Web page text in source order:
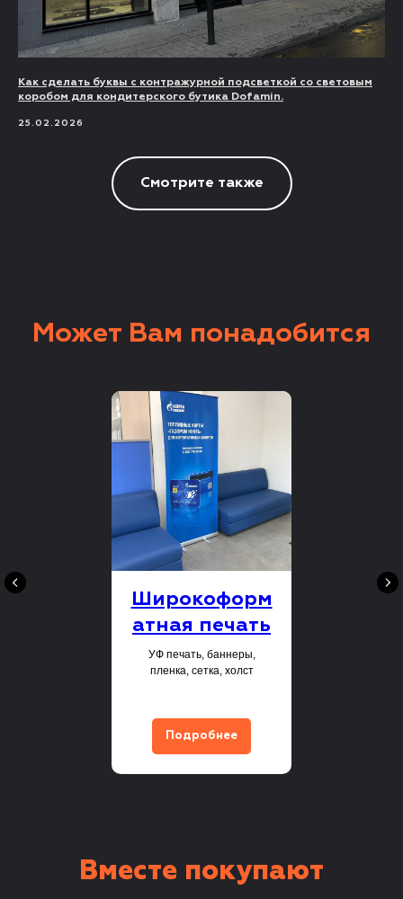
Как сделать буквы с контражурной подсветкой со световым
коробом для кондитерского бутика Dofamin.
25.02.2026
Смотрите также
Может Вам понадобится
Широкоформ
атная печать
УФ печать, баннеры,
пленка, сетка, холст
Подробнее
Вместе покупают